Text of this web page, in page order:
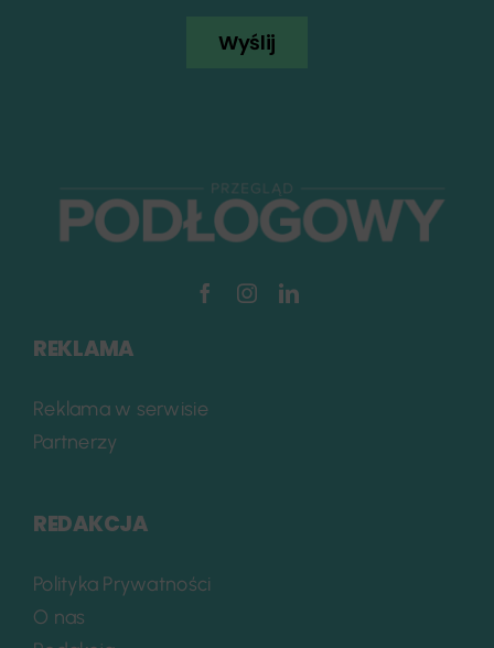
Wyślij
REKLAMA
Reklama w serwisie
Partnerzy
REDAKCJA
Polityka Prywatności
O nas